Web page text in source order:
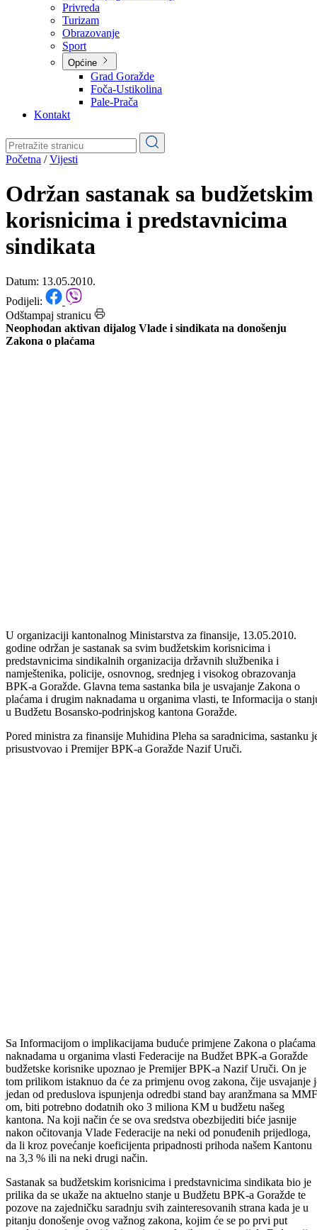
O kantonu
Simboli kantona (Grb, zastava)
Historija (digitalni muzej)
Privreda
Turizam
Obrazovanje
Općine
Pale-Prača
Kontakt
Početna /Vijesti
Održan sastanak sa budžetskim
korisnicima i predstavnicima
sindikata
Datum: 13.05.2010.
Podijeli:
U organizaciji kantonalnog Ministarstva za finansije, 13.05.2010.
godine održan je sastanak sa svim budžetskim korisnicima i
predstavnicima sindikalnih organizacija državnih službenika i
namještenika, policije, osnovnog, srednjeg i visokog obrazovanja
plaćama i drugim naknadama u organima vlasti, te Informacija o
u Budžetu Bosansko-podrinjskog kantona Goražde.
Sa Informacijom o implikacijama buduće primjene Zakona o
naknadama u organima vlasti Federacije na Budžet BPK-a Goražde
budžetske korisnike upoznao je Premijer BPK-a Nazif Uruči. On je
tom prilikom istaknuo da će za primjenu ovog zakona, čije usvajanje
jedan od preduslova ispunjenja odredbi stand bay aranžmana sa
om, biti potrebno dodatnih oko 3 miliona KM u budžetu našeg
kantona. Na koji način će se ova sredstva obezbijediti biće jasnije
da li kroz povećanje koeficijenta pripadnosti prihoda našem Kantonu
na 3,3 % ili na neki drugi način.
Sastanak sa budžetskim korisnicima i predstavnicima sindikata bio je